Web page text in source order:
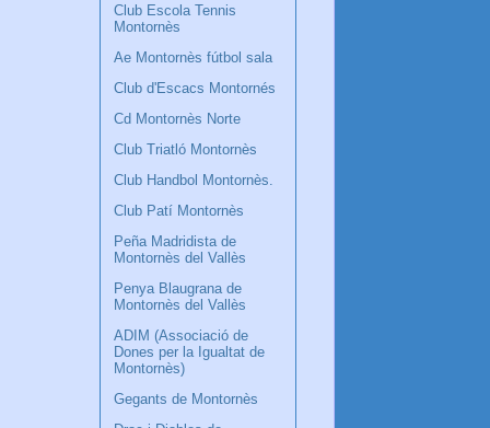
Club Escola Tennis
Montornès
Ae Montornès fútbol sala
Club d'Escacs Montornés
Cd Montornès Norte
Club Triatló Montornès
Club Handbol Montornès.
Club Patí Montornès
Peña Madridista de
Montornès del Vallès
Penya Blaugrana de
Montornès del Vallès
ADIM (Associació de
Dones per la Igualtat de
Montornès)
Gegants de Montornès